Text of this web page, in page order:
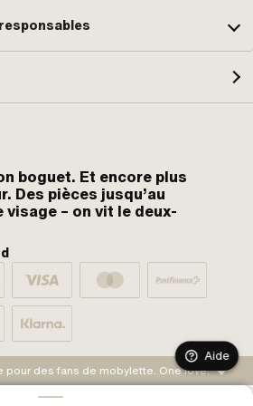
boguet. Et encore plus
Des pièces jusqu’au
visage – on vit le deux-
pour des fans de mobylette. One love.
Aide